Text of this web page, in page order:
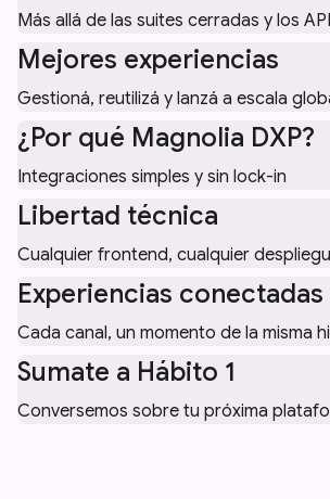
Más allá de las suites cerradas y los
Mejores experiencias
Gestioná, reutilizá y lanzá a escala
¿Por qué Magnolia DXP?
Integraciones simples y sin lock-in
Libertad técnica
Cualquier frontend, cualquier
Experiencias conectadas
Cada canal, un momento de la misma
Sumate a Hábito 1
Conversemos sobre tu próxima